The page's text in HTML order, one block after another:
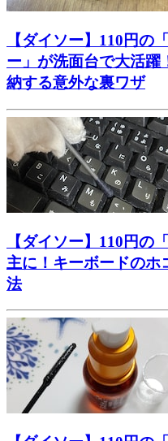
【ダイソー】110円の
ー」が洗面台で大活躍
納する意外な裏ワザ
【ダイソー】110円の
主に！キーボードのホ
法